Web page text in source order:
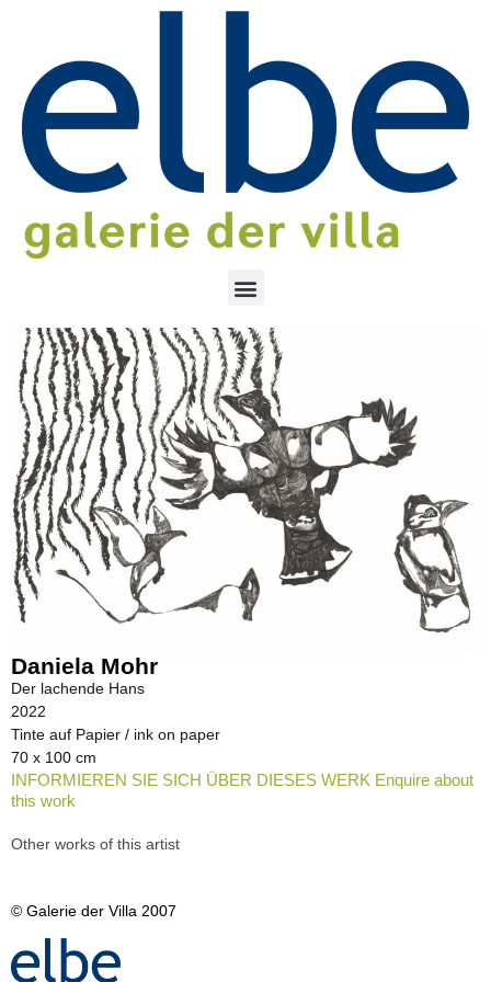
Daniela Mohr
Der lachende Hans
2022
Tinte auf Papier / ink on paper
70 x 100 cm
INFORMIEREN SIE SICH ÜBER DIESES WERK Enquire about
this work
Other works of this artist
© Galerie der Villa 2007